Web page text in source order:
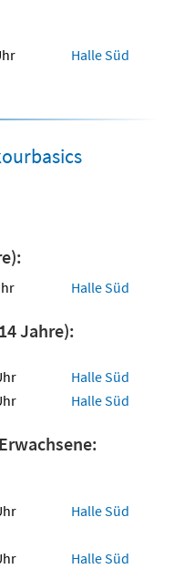
Halle Süd
Halle Süd
Jahre):
Halle Süd
Halle Süd
Halle Süd
Halle Süd